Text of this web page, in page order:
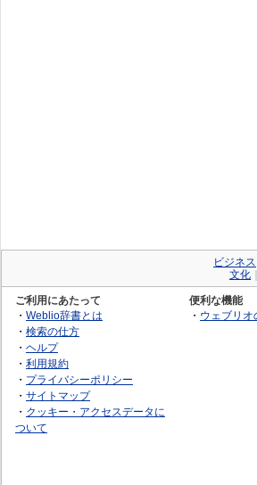
ビジネス
文化
ご利用にあたって
・ Weblio辞書とは
・ 検索の仕方
・ ヘルプ
・ 利用規約
・ プライバシーポリシー
・ サイトマップ
・ クッキー・アクセスデータに
ついて
便利な機能
・ ウェブリオ